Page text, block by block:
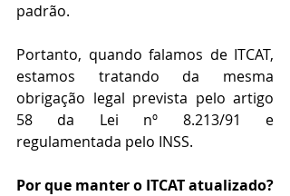
padrão.
Portanto, quando falamos de ITCAT,
estamos tratando da mesma
obrigação legal prevista pelo artigo
58 da Lei nº 8.213/91 e
regulamentada pelo INSS.
Por que manter o ITCAT atualizado?